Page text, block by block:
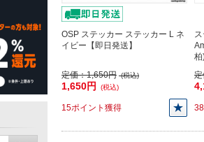
OSP ステッカー ステッカー L ネ
イビー【即日発送】
定価：1,650円 (税込)
1,650円 (税込)
15ポイント獲得
柏